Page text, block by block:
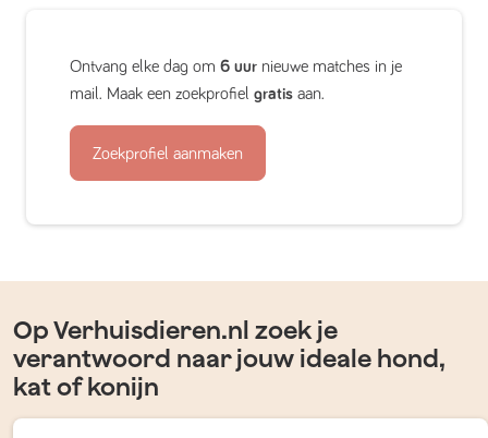
Ontvang elke dag om 6 uur nieuwe matches in je
mail. Maak een zoekprofiel gratis aan.
Zoekprofiel aanmaken
Op Verhuisdieren.nl zoek je
verantwoord naar jouw ideale hond,
kat of konijn